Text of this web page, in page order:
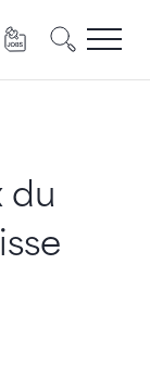
benötigt.
du